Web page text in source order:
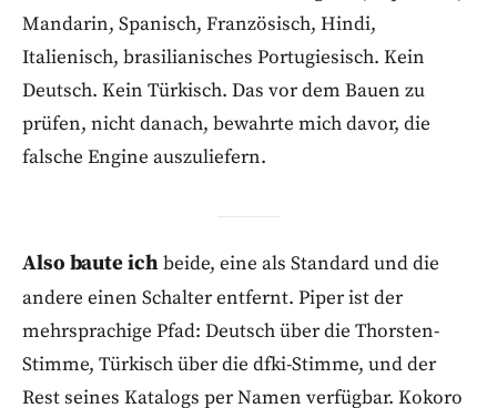
Mandarin, Spanisch, Französisch, Hindi,
Italienisch, brasilianisches Portugiesisch. Kein
Deutsch. Kein Türkisch. Das vor dem Bauen zu
prüfen, nicht danach, bewahrte mich davor, die
falsche Engine auszuliefern.
Also baute ichbeide, eine als Standard und die
andere einen Schalter entfernt. Piper ist der
mehrsprachige Pfad: Deutsch über die Thorsten-
Stimme, Türkisch über die dfki-Stimme, und der
Rest seines Katalogs per Namen verfügbar. Kokoro